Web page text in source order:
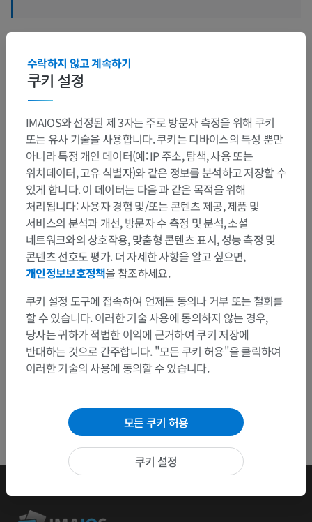
인간 비교 해부학
문제를 발견하셨나요?
수정이나, 번역 또는 콘텐츠 개선에 제안이 있으면 언제든
연락 주세요.
문제 보고
앱 다운로드
쿠키 설정
수락하지 않고 계속하기
IMAIOS와 선정된 제 3자는 주로 방문자 측정을 위해 쿠키
또는 유사 기술을 사용합니다. 쿠키는 디바이스의 특성 뿐만
아니라 특정 개인 데이터(예: IP 주소, 탐색, 사용 또는
위치데이터, 고유 식별자)와 같은 정보를 분석하고 저장할 수
있게 합니다. 이 데이터는 다음 과 같은 목적을 위해
처리됩니다: 사용자 경험 및/또는 콘텐츠 제공, 제품 및
서비스의 분석과 개선, 방문자 수 측정 및 분석, 소셜
네트워크와의 상호작용, 맞춤형 콘텐츠 표시, 성능 측정 및
콘텐츠 선호도 평가. 더 자세한 사항을 알고 싶으면,
개인정보보호정책을 참조하세요.
쿠키 설정 도구에 접속하여 언제든 동의나 거부 또는 철회를
할 수 있습니다. 이러한 기술 사용에 동의하지 않는 경우,
당사는 귀하가 적법한 이익에 근거하여 쿠키 저장에
반대하는 것으로 간주합니다. "모든 쿠키 허용"을 클릭하여
이러한 기술의 사용에 동의할 수 있습니다.
모든 쿠키 허용
쿠키 설정